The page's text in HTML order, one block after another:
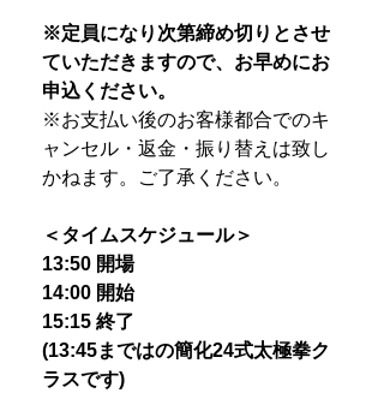
※定員になり次第締め切りとさせ
ていただきますので、お早めにお
申込ください。
※お支払い後のお客様都合でのキ
ャンセル・返金・振り替えは致し
かねます。ご了承ください。
＜タイムスケジュール＞
13:50 開場
14:00 開始
15:15 終了
(13:45まではの簡化24式太極拳ク
ラスです)